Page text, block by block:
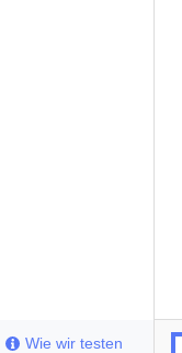
Wie wir testen